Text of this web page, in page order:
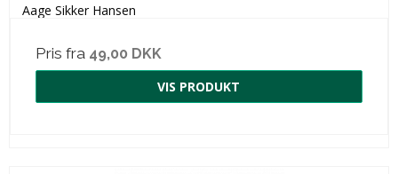
Aage Sikker Hansen
Pris fra 49,00 DKK
VIS PRODUKT